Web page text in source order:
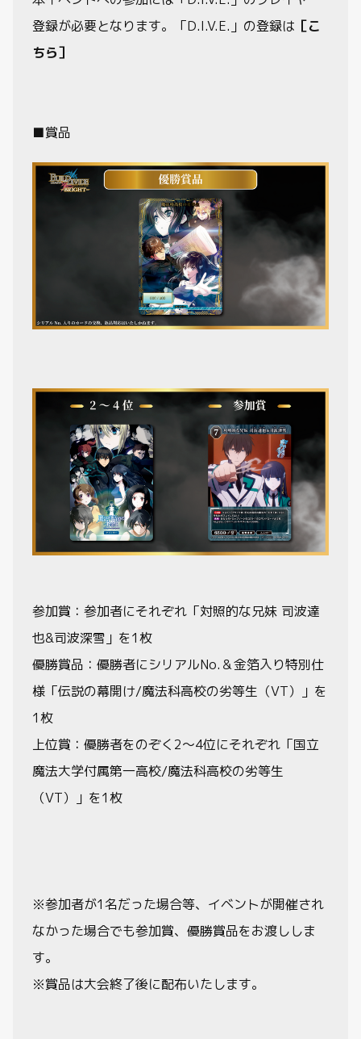
登録が必要となります。「D.I.V.E.」の登録は ［こ
ちら］
■賞品
参加賞：参加者にそれぞれ「対照的な兄妹 司波達
也&司波深雪」を1枚
優勝賞品：優勝者にシリアルNo.＆金箔入り特別仕
様「伝説の幕開け/魔法科高校の劣等生（VT）」を
1枚
上位賞：優勝者をのぞく2～4位にそれぞれ「国立
魔法大学付属第一高校/魔法科高校の劣等生
（VT）」を1枚
※参加者が1名だった場合等、イベントが開催され
なかった場合でも参加賞、優勝賞品をお渡ししま
す。
※賞品は大会終了後に配布いたします。